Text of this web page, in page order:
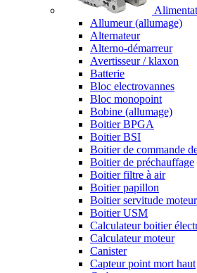
Allumeur (allumage)
Alternateur
Alterno-démarreur
Avertisseur / klaxon
Batterie
Bloc electrovannes
Bloc monopoint
Bobine (allumage)
Boitier BPGA
Boitier BSI
Boitier de commande
Boitier de préchauffage
Boitier filtre à air
Boitier papillon
Boitier servitude
Boitier USM
Calculateur boitier
Calculateur moteur
Canister
Capteur point mort haut